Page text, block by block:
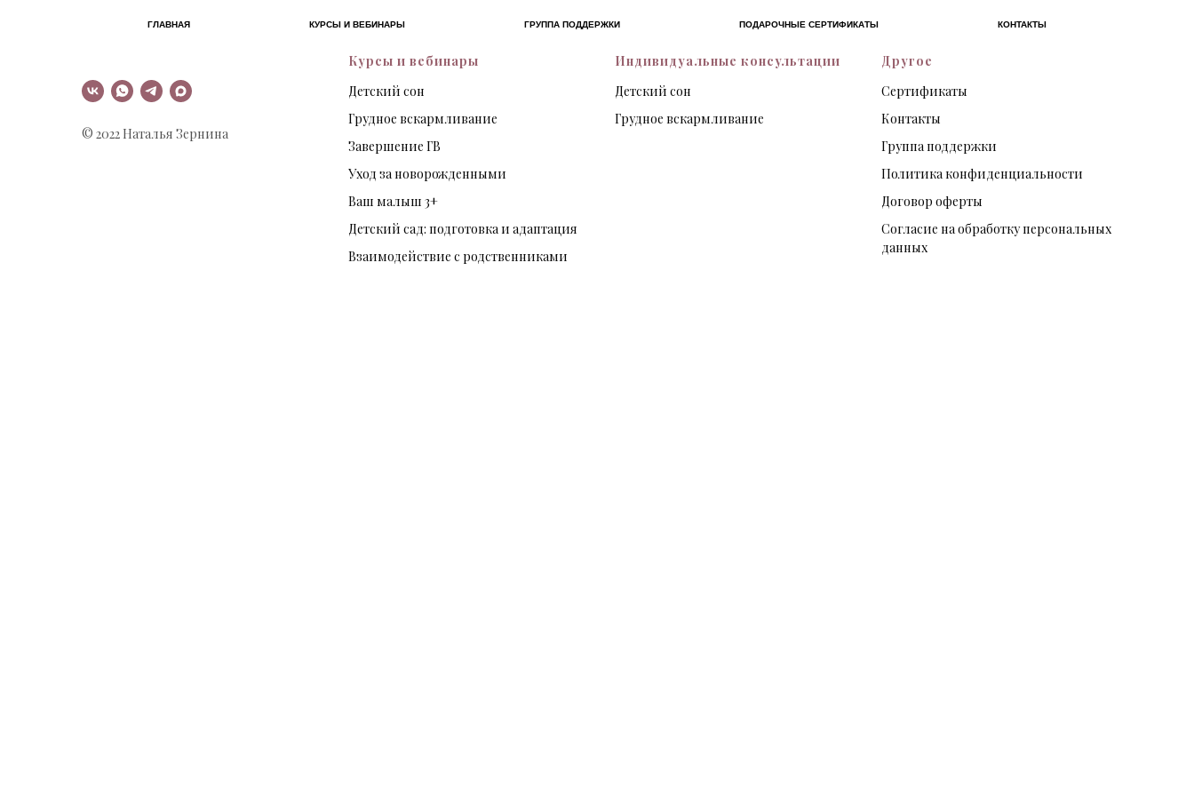
ГЛАВНАЯ КУРСЫ И ВЕБИНАРЫ ГРУППА ПОДДЕРЖКИ ПОДАРОЧНЫЕ СЕРТИФИКАТЫ КОНТАКТЫ
© 2022 Наталья Зернина
Курсы и вебинары
Детский сон
Грудное вскармливание
Завершение ГВ
Уход за новорожденными
Ваш малыш 3+
Детский сад: подготовка и адаптация
Взаимодействие с родственниками
Индивидуальные консультации
Детский сон
Грудное вскармливание
Другое
Сертификаты
Контакты
Группа поддержки
Политика конфиденциальности
Договор оферты
Согласие на обработку персональных
данных